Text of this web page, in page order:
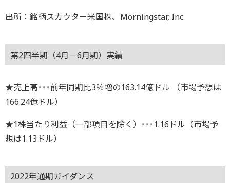
出所：銘柄スカウター米国株、Morningstar, Inc.
第2四半期（4月－6月期）実績
★売上高･･･前年同期比3％増の163.14億ドル （市場予想は
166.24億ドル）
★1株当たり利益（一部項目を除く）･･･1.16ドル（市場予
想は1.13ドル）
2022年通期ガイダンス